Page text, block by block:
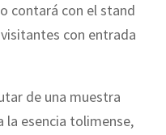
contará con el stand
con entrada
de una muestra
la esencia tolimense,